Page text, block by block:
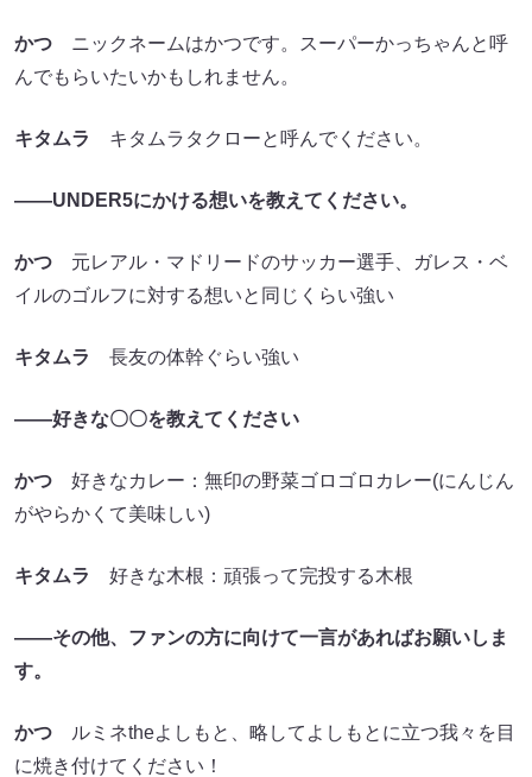
かつ ニックネームはかつです。スーパーかっちゃんと呼
んでもらいたいかもしれません。
キタムラ キタムラタクローと呼んでください。
――UNDER5にかける想いを教えてください。
かつ 元レアル・マドリードのサッカー選手、ガレス・ベ
イルのゴルフに対する想いと同じくらい強い
キタムラ 長友の体幹ぐらい強い
――好きな〇〇を教えてください
かつ 好きなカレー：無印の野菜ゴロゴロカレー(にんじん
がやらかくて美味しい)
キタムラ 好きな木根：頑張って完投する木根
――その他、ファンの方に向けて一言があればお願いしま
す。
かつ ルミネtheよしもと、略してよしもとに立つ我々を目
に焼き付けてください！